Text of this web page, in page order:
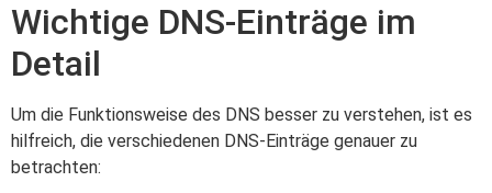
Wichtige DNS-Einträge im
Detail
Um die Funktionsweise des DNS besser zu verstehen, ist es
hilfreich, die verschiedenen DNS-Einträge genauer zu
betrachten: